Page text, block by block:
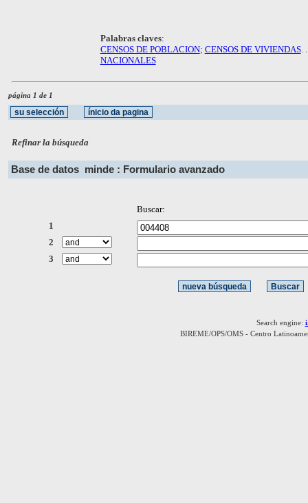
Palabras claves:
CENSOS DE POBLACION; CENSOS DE VIVIENDAS.
NACIONALES
página 1 de 1
Refinar la búsqueda
Base de datos minde : Formulario avanzado
Buscar:
1
2
3
Search engine:
BIREME/OPS/OMS - Centro